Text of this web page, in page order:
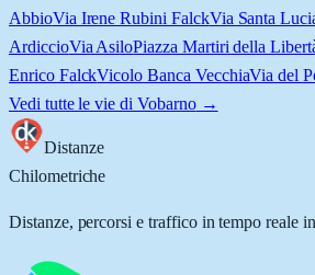
AbbioVia Irene Rubini FalckVia Santa
ArdiccioVia AsiloPiazza Martiri della
Enrico FalckVicolo Banca VecchiaVia del
Vedi tutte le vie di Vobarno→
Distanze
Chilometriche
Distanze, percorsi e traffico in tempo reale